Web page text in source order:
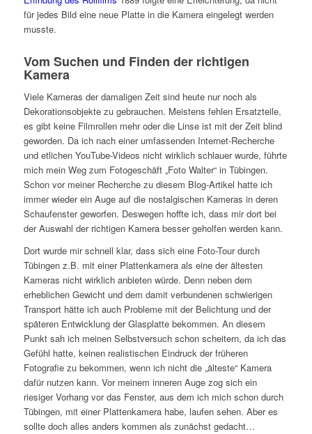
für jedes Bild eine neue Platte in die Kamera eingelegt werden
musste.
Vom Suchen und Finden der richtigen
Kamera
Viele Kameras der damaligen Zeit sind heute nur noch als
Dekorationsobjekte zu gebrauchen. Meistens fehlen Ersatzteile,
es gibt keine Filmrollen mehr oder die Linse ist mit der Zeit blind
geworden. Da ich nach einer umfassenden Internet-Recherche
und etlichen YouTube-Videos nicht wirklich schlauer wurde, führte
mich mein Weg zum Fotogeschäft „Foto Walter“ in Tübingen.
Schon vor meiner Recherche zu diesem Blog-Artikel hatte ich
immer wieder ein Auge auf die nostalgischen Kameras in deren
Schaufenster geworfen. Deswegen hoffte ich, dass mir dort bei
der Auswahl der richtigen Kamera besser geholfen werden kann.
Dort wurde mir schnell klar, dass sich eine Foto-Tour durch
Tübingen z.B. mit einer Plattenkamera als eine der ältesten
Kameras nicht wirklich anbieten würde. Denn neben dem
erheblichen Gewicht und dem damit verbundenen schwierigen
Transport hätte ich auch Probleme mit der Belichtung und der
späteren Entwicklung der Glasplatte bekommen. An diesem
Punkt sah ich meinen Selbstversuch schon scheitern, da ich das
Gefühl hatte, keinen realistischen Eindruck der früheren
Fotografie zu bekommen, wenn ich nicht die „älteste“ Kamera
dafür nutzen kann. Vor meinem inneren Auge zog sich ein
riesiger Vorhang vor das Fenster, aus dem ich mich schon durch
Tübingen, mit einer Plattenkamera habe, laufen sehen. Aber es
sollte doch alles anders kommen als zunächst gedacht…